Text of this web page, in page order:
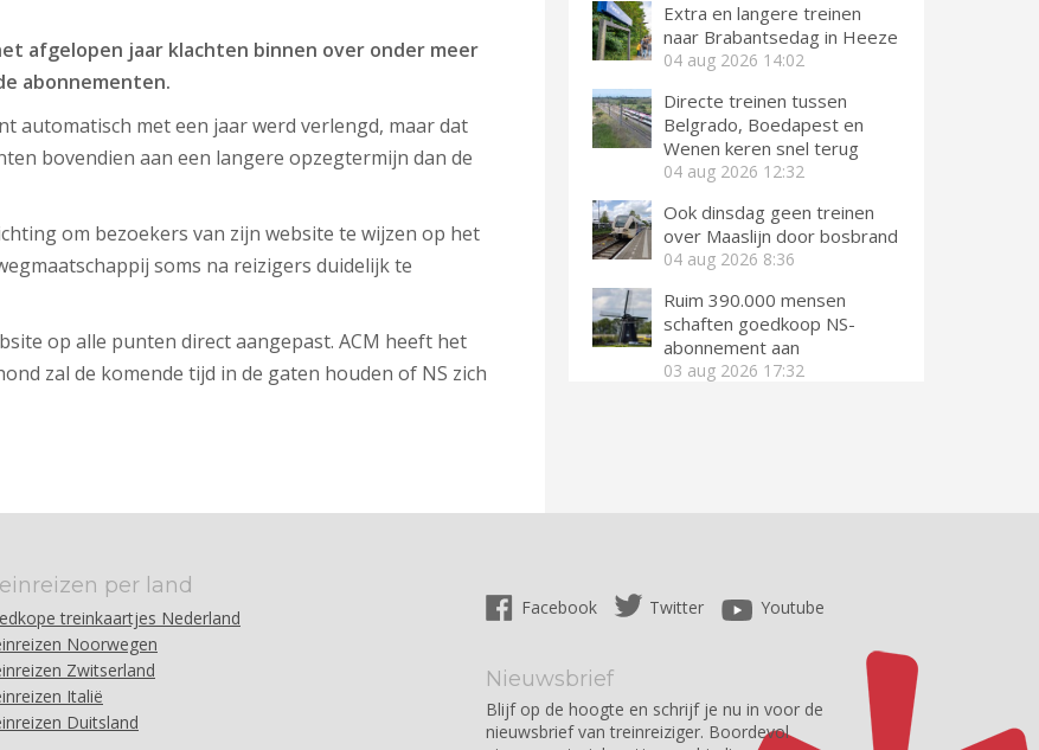
afgelopen jaar klachten binnen over onder meer
abonnementen.
automatisch met een jaar werd verlengd, maar dat
bovendien aan een langere opzegtermijn dan de
om bezoekers van zijn website te wijzen op het
soms na reizigers duidelijk te
op alle punten direct aangepast. ACM heeft het
zal de komende tijd in de gaten houden of NS zich
Extra en langere treinen
naar Brabantsedag in Heeze
04 aug 2026 14:02
Directe treinen tussen
Belgrado, Boedapest en
Wenen keren snel terug
04 aug 2026 12:32
Ook dinsdag geen treinen
over Maaslijn door bosbrand
04 aug 2026 8:36
Ruim 390.000 mensen
schaften goedkoop NS-
abonnement aan
03 aug 2026 17:32
per land
treinkaartjes Nederland
Noorwegen
Zwitserland
Italië
Duitsland
Facebook Twitter Youtube
Nieuwsbrief
Blijf op de hoogte en schrijf je nu in voor de
nieuwsbrief van treinreiziger. Boordevol